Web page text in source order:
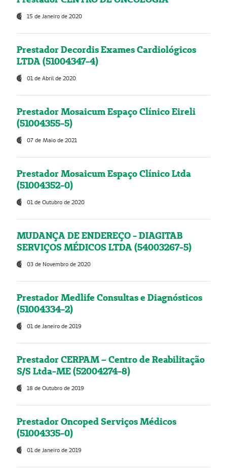
15 de Janeiro de 2020
Prestador Decordis Exames Cardiológicos
LTDA (51004347-4)
01 de Abril de 2020
Prestador Mosaicum Espaço Clínico Eireli
(51004355-5)
07 de Maio de 2021
Prestador Mosaicum Espaço Clínico Ltda
(51004352-0)
01 de Outubro de 2020
MUDANÇA DE ENDEREÇO - DIAGITAB
SERVIÇOS MÉDICOS LTDA (54003267-5)
03 de Novembro de 2020
Prestador Medlife Consultas e Diagnósticos
(51004334-2)
01 de Janeiro de 2019
Prestador CERPAM – Centro de Reabilitação
S/S Ltda-ME (52004274-8)
18 de Outubro de 2019
Prestador Oncoped Serviços Médicos
(51004335-0)
01 de Janeiro de 2019